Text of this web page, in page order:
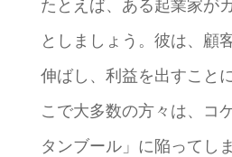
たとえば、ある起業家が
としましょう。彼は、顧
伸ばし、利益を出すこと
こで大多数の方々は、コ
タンブール」に陥ってし